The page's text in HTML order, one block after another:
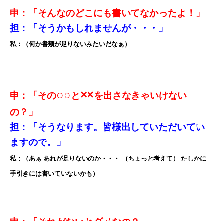
申：「そんなのどこにも書いてなかったよ！」
担：「そうかもしれませんが・・・」
私：（何か書類が足りないみたいだなぁ）
申：「その○○ と××を出さなきゃいけない
の？」
担：「そうなります。皆様出していただいてい
ますので。」
私：（あぁ あれが足りないのか・・・ （ちょっと考えて） たしかに
手引きには書いていないかも）